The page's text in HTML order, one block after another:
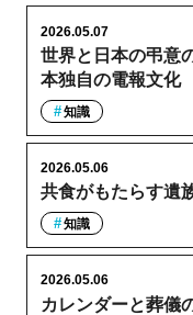
世界と日本の弔意
本独自の電報文化
2026.05.07
知識
共食がもたらす遺
2026.05.06
知識
カレンダーと葬儀
2026.05.06